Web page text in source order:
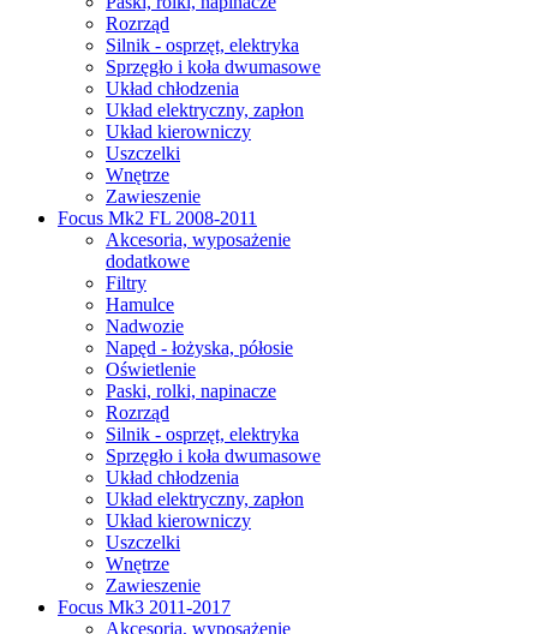
Rozrząd
Silnik - osprzęt, elektryka
Sprzęgło i koła dwumasowe
Układ chłodzenia
Układ elektryczny, zapłon
Układ kierowniczy
Uszczelki
Wnętrze
Zawieszenie
Focus Mk2 FL 2008-2011
Akcesoria, wyposażenie
dodatkowe
Filtry
Hamulce
Nadwozie
Napęd - łożyska, półosie
Oświetlenie
Paski, rolki, napinacze
Rozrząd
Silnik - osprzęt, elektryka
Sprzęgło i koła dwumasowe
Układ chłodzenia
Układ elektryczny, zapłon
Układ kierowniczy
Uszczelki
Wnętrze
Zawieszenie
Focus Mk3 2011-2017
Akcesoria, wyposażenie